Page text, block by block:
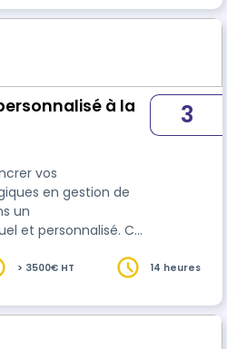
de maîtrise
à la
vos
en gestion de
un
et personnalisé. Ce
professionnelle
une réelle
projet vous
3
> 3500€ HT 14 heures